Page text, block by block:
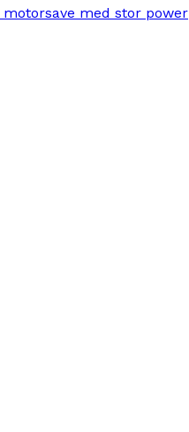
med stor power